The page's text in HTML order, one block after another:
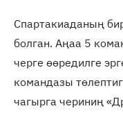
Спартакиаданың
болган. Аңаа 5
черге өөредилге
командазы
чагырга чериниң